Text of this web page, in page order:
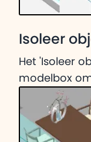
Isoleer
Het 'Isoleer
modelbox